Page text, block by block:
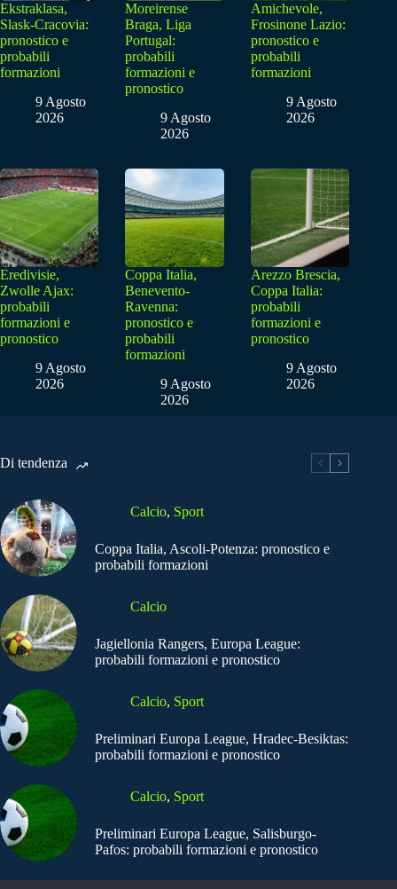
Ekstraklasa,
Slask-Cracovia:
pronostico e
probabili
formazioni
9 Agosto
2026
Moreirense
Braga, Liga
Portugal:
probabili
formazioni e
pronostico
9 Agosto
2026
Amichevole,
Frosinone Lazio:
pronostico e
probabili
formazioni
9 Agosto
2026
Eredivisie,
Zwolle Ajax:
probabili
formazioni e
pronostico
9 Agosto
2026
Coppa Italia,
Benevento-
Ravenna:
pronostico e
probabili
formazioni
9 Agosto
2026
Arezzo Brescia,
Coppa Italia:
probabili
formazioni e
pronostico
9 Agosto
2026
Di tendenza
Calcio, Sport
Coppa Italia, Ascoli-Potenza: pronostico e
probabili formazioni
Calcio
Jagiellonia Rangers, Europa League:
probabili formazioni e pronostico
Calcio, Sport
Preliminari Europa League, Hradec-Besiktas:
probabili formazioni e pronostico
Calcio, Sport
Preliminari Europa League, Salisburgo-
Pafos: probabili formazioni e pronostico